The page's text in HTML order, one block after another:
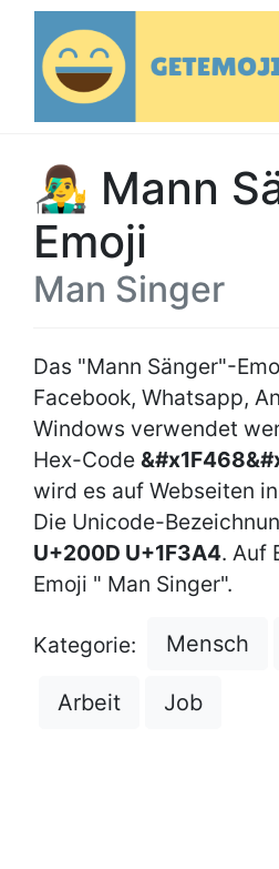
👨‍🎤 Mann
Emoji
Man Singer
Das "Mann Sänger"-
Facebook, Whatsapp,
Windows verwendet
Hex-Code
wird es auf Webseiten
Die Unicode-
U+200D U+1F3A4. Auf
Emoji " Man Singer".
Kategorie: Mensch
Arbeit Job